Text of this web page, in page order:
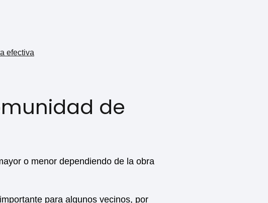
efectiva
de
o menor dependiendo de la obra
para algunos vecinos, por